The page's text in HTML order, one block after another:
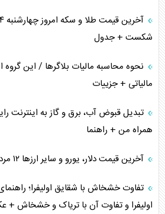
شکست + جدول
نحوه محاسبه مالیات بلاگر‌ها / این گروه
مالیاتی + جزییات
تبدیل قبوض آب، برق و گاز به اینترنت
همراه من + راهنما
آخرین قیمت دلار، یورو و سایر ارز‌ها ۱۲ مرداد ۱۴۰۵ / جدول
تفاوت خشخاش با شقایق اولیفرا؛
اولیفرا و تفاوت آن با تریاک و خشخاش